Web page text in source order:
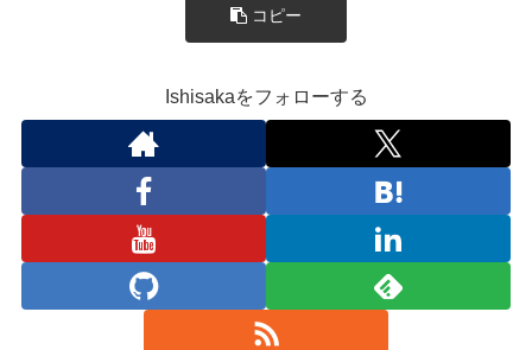
コピー
Ishisakaをフォローする